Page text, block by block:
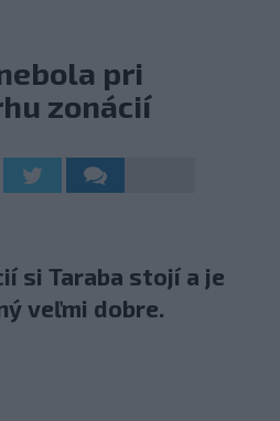
pri
zonácií
si Taraba stojí a je
veľmi dobre.